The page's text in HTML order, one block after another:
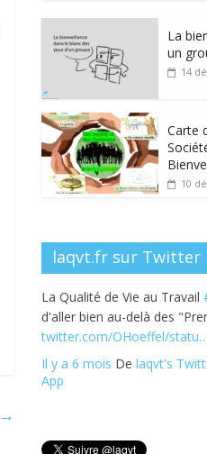
→
e
b
o
o
k
itt
er e
dI
La
un
14
Carte
10
laqvt.fr sur Twitter
La Qualité de Vie au Travail
d'aller bien au-delà des
twitter.com/OHoeffel/statu…
Il y a 6 mois De laqvt's
App